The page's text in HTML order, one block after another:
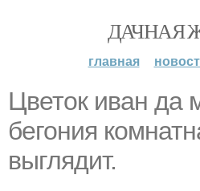
ДАЧНАЯ
главная
Цветок иван да
бегония
выглядит.